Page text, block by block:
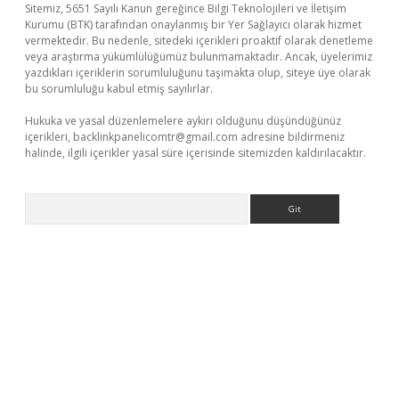
Sitemiz, 5651 Sayılı Kanun gereğince Bilgi Teknolojileri ve İletişim
Kurumu (BTK) tarafından onaylanmış bir Yer Sağlayıcı olarak hizmet
vermektedir. Bu nedenle, sitedeki içerikleri proaktif olarak denetleme
veya araştırma yükümlülüğümüz bulunmamaktadır. Ancak, üyelerimiz
yazdıkları içeriklerin sorumluluğunu taşımakta olup, siteye üye olarak
bu sorumluluğu kabul etmiş sayılırlar.
Hukuka ve yasal düzenlemelere aykırı olduğunu düşündüğünüz
içerikleri, backlinkpanelicomtr@gmail.com adresine bildirmeniz
halinde, ilgili içerikler yasal süre içerisinde sitemizden kaldırılacaktır.